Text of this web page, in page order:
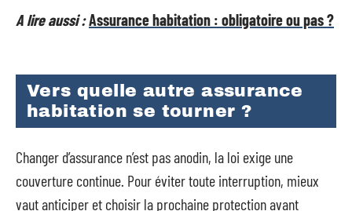
A lire aussi :Assurance habitation : obligatoire ou pas ?
Vers quelle autre assurance
habitation se tourner ?
Changer d’assurance n’est pas anodin, la loi exige une
couverture continue. Pour éviter toute interruption, mieux
vaut anticiper et choisir la prochaine protection avant